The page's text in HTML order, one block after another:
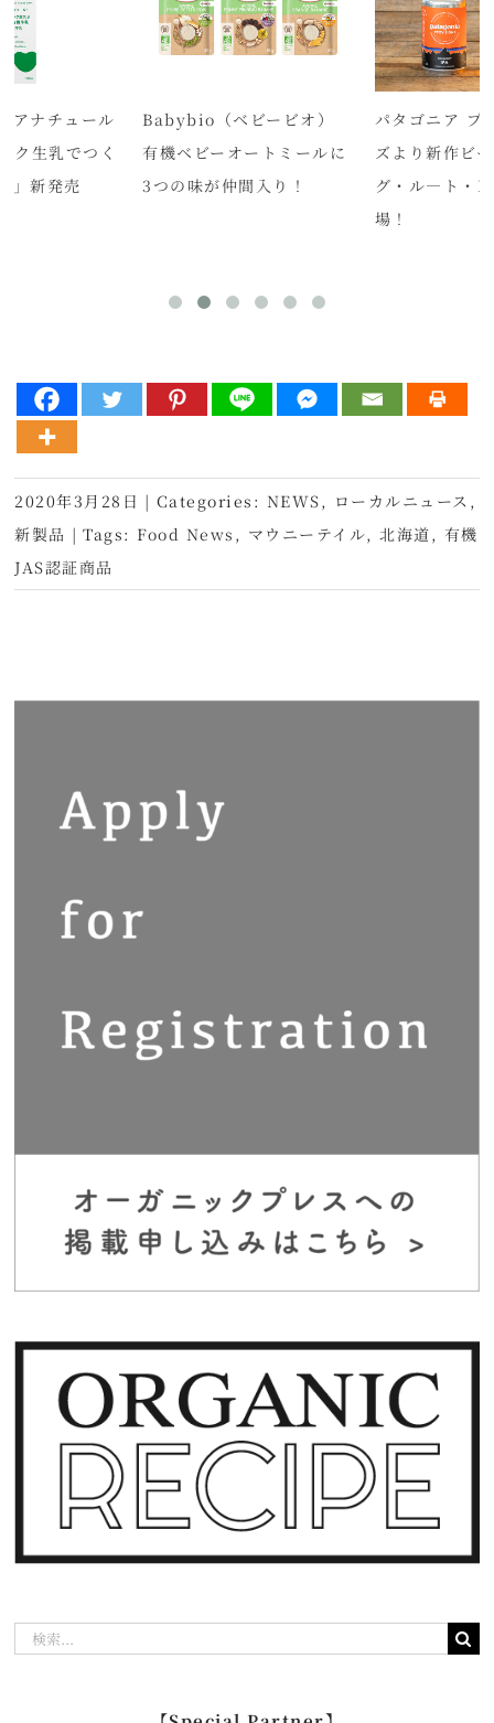
アナチュール
ク生乳でつく
」新発売
Babybio（ベビービオ）
有機ベビーオートミールに
3つの味が仲間入り！
パタゴニア プ
ズより新作ビ
グ・ル―ト・
場！
2020年3月28日 | Categories: NEWS , ローカルニュース ,
新製品 | Tags: Food News , マウニーテイル,北海道 , 有機
JAS認証商品